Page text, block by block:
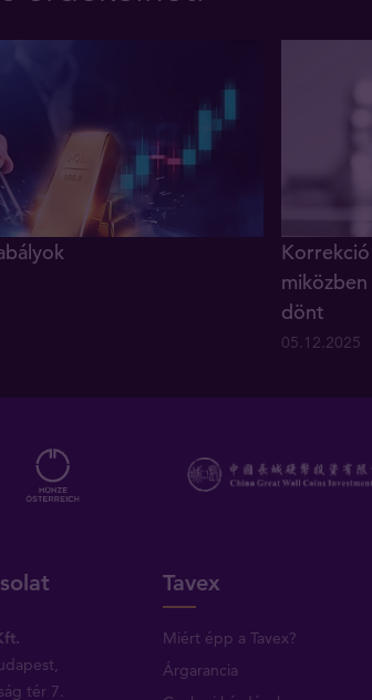
dönt
05.12.2025
tér 7.
Tavex
Miért épp a Tavex?
Árgarancia